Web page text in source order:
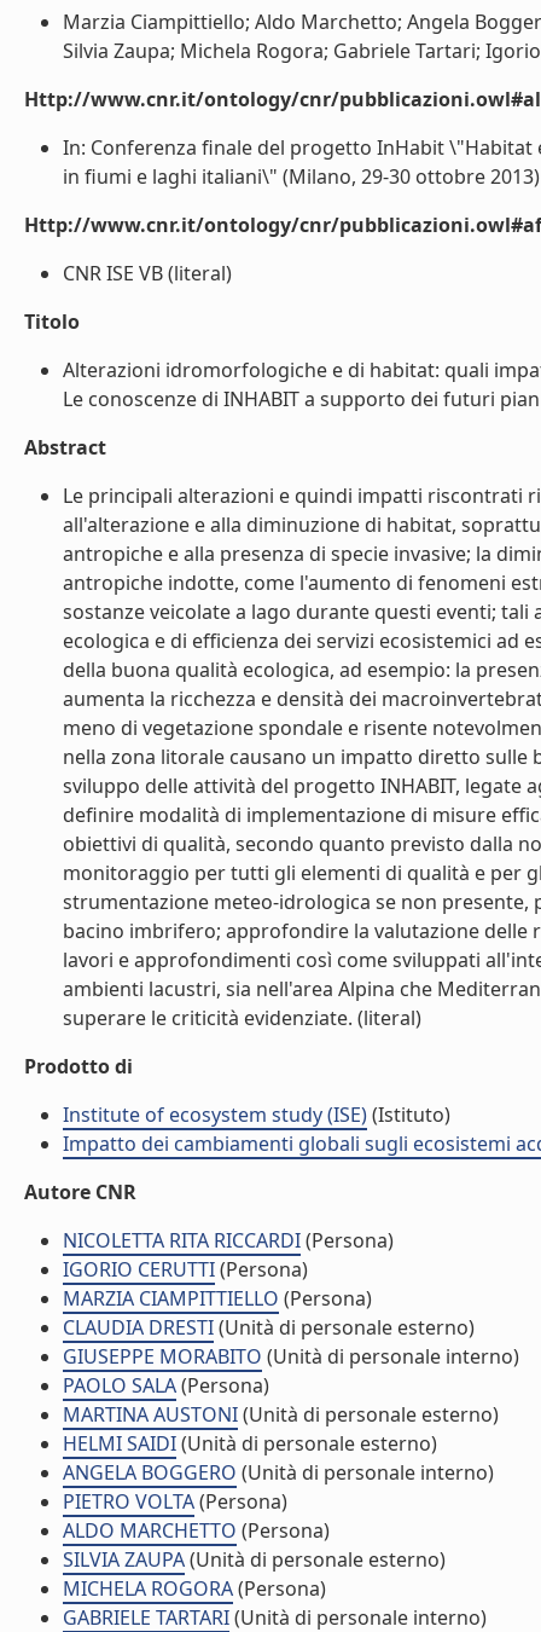
Marzia Ciampittiello; Aldo Marchetto; Angela
Silvia Zaupa; Michela Rogora; Gabriele Tartari;
Http://www.cnr.it/ontology/cnr/
In: Conferenza finale del progetto InHabit
in fiumi e laghi italiani\" (Milano, 29-30 ottobre
Http://www.cnr.it/ontology/cnr/
CNR ISE VB (literal)
Titolo
Alterazioni idromorfologiche e di habitat: quali
Le conoscenze di INHABIT a supporto dei futuri
Abstract
Le principali alterazioni e quindi impatti riscontrati
all'alterazione e alla diminuzione di habitat,
antropiche e alla presenza di specie invasive; la
antropiche indotte, come l'aumento di fenomeni
sostanze veicolate a lago durante questi eventi;
ecologica e di efficienza dei servizi ecosistemici ad
della buona qualità ecologica, ad esempio: la
aumenta la ricchezza e densità dei
meno di vegetazione spondale e risente
nella zona litorale causano un impatto diretto sulle
sviluppo delle attività del progetto INHABIT,
definire modalità di implementazione di misure
obiettivi di qualità, secondo quanto previsto dalla
monitoraggio per tutti gli elementi di qualità e per
strumentazione meteo-idrologica se non presente,
bacino imbrifero; approfondire la valutazione delle
lavori e approfondimenti così come sviluppati
ambienti lacustri, sia nell'area Alpina che
superare le criticità evidenziate. (literal)
Prodotto di
Institute of ecosystem study (ISE)(Istituto)
Impatto dei cambiamenti globali sugli ecosistemi
Autore CNR
NICOLETTA RITA RICCARDI(Persona)
IGORIO CERUTTI(Persona)
MARZIA CIAMPITTIELLO (Persona)
CLAUDIA DRESTI(Unità di personale esterno)
GIUSEPPE MORABITO (Unità di personale interno)
PAOLO SALA(Persona)
MARTINA AUSTONI(Unità di personale esterno)
HELMI SAIDI(Unità di personale esterno)
ANGELA BOGGERO (Unità di personale interno)
PIETRO VOLTA(Persona)
ALDO MARCHETTO (Persona)
SILVIA ZAUPA(Unità di personale esterno)
MICHELA ROGORA(Persona)
GABRIELE TARTARI(Unità di personale interno)